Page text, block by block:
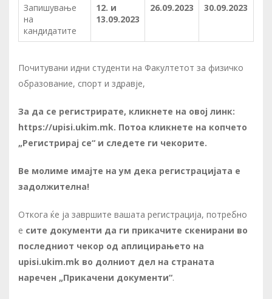
Запишување
на
кандидатите
12. и
13.09.2023
26.09.2023 30.09.2023
Почитувани идни студенти на Факултетот за физичко
образование, спорт и здравје,
За да се регистрирате, кликнете на овој линк:
https://upisi.ukim.mk. Потоа кликнете на копчето
„Регистрирај се“ и следете ги чекорите.
Ве молиме имајте на ум дека регистрацијата е
задолжителна!
Откога ќе ја завршите вашата регистрација, потребно
е сите документи да ги прикачите скенирани во
последниот чекор од аплицирањето на
upisi.ukim.mk во долниот дел на страната
наречен „Прикачени документи“.